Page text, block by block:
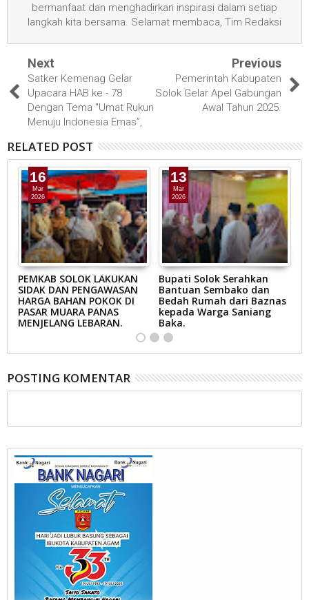
bermanfaat dan menghadirkan inspirasi dalam setiap
langkah kita bersama. Selamat membaca, Tim Redaksi
Next
Satker Kemenag Gelar
Upacara HAB ke - 78
Dengan Tema "Umat Rukun
Menuju Indonesia Emas”,
Previous
Pemerintah Kabupaten
Solok Gelar Apel Gabungan
Awal Tahun 2025.
RELATED POST
16
Mar
2026
PEMKAB SOLOK LAKUKAN
SIDAK DAN PENGAWASAN
HARGA BAHAN POKOK DI
PASAR MUARA PANAS
MENJELANG LEBARAN.
13
Mar
2026
Bupati Solok Serahkan
Bantuan Sembako dan
Bedah Rumah dari Baznas
kepada Warga Saniang
Baka.
POSTING KOMENTAR